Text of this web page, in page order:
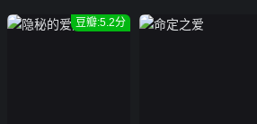
豆瓣:5.2分